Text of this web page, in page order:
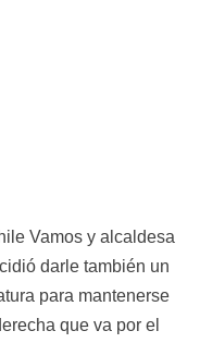
Vamos y alcaldesa
darle también un
para mantenerse
que va por el